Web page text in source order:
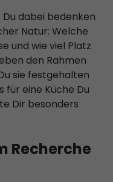
dabei bedenken
Natur: Welche
und wie viel Platz
den Rahmen
sie festgehalten
für eine Küche Du
Dir besonders
Recherche
Media-Plattformen
Cookies von externen
auf diese Inhalte
anzeigen
Impressum